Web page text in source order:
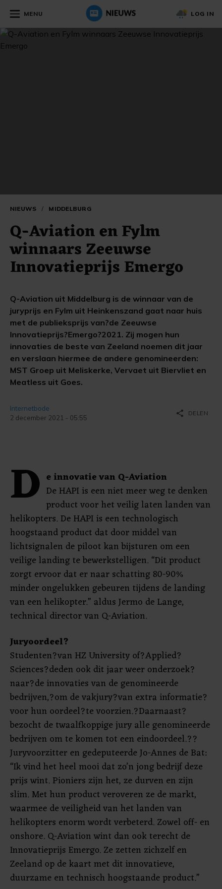
MENU LOG IN
NIEUWS / MIDDELBURG
Q-Aviation en Fylm
winnaars Zeeuwse
Innovatieprijs Emergo
Q-Aviation uit Middelburg is de winnaar van de
juryprijs en Fylm uit Heinkenszand gaat naar huis
met de publieksprijs van?de Zeeuwse
Innovatieprijs?Emergo?2021. Zij mogen hun
innovaties de beste van Zeeland noemen dit jaar
en verslaan hiermee de andere genomineerden:
MST Groep uit Meliskerke, Vervaet uit Biervliet en
Meatless uit Goes.
Internetbode
2 december 2021 - 05:55
share DELEN
D e innovatie van Q-Aviation
De HAPI is een niet meer weg te denken
product voor het veilig laten landen van
helikopters. De HAPI is een technologisch
hoogstaand product dat door middel van
lichtsignalen de piloot kan bijsturen om een
veilige landing te bewerkstelligen. “Dit product
zorgt ervoor dat er naar schatting 80-90%
minder ongelukken gebeuren tijdens de landing
van een helikopter.” aldus Jermo de Lange,
technical director van Q-Aviation.
Juryoordeel?
Studenten?van HZ University of?Applied?
Sciences?deden ook dit jaar weer onderzoek?
naar?de innovaties van de genomineerde
bedrijven,?om de vakjury?van extra informatie?
voor hun oordeel?te voorzien.?Daarnaast?
bezocht de twaalfkoppige jury alle genomineerde
bedrijven om te komen tot een eindoordeel.??
Juryvoorzitter en gedeputeerde Jo-Annes de Bat:
“Ik vind het heel mooi dat zo’n jong bedrijf deze
prijs wint. Pioniers zijn het, ze durven en zijn
slim. Met hun product veroveren ze de markt,
waarmee de veiligheid van het landen van
helikopters enorm wordt verbeterd. Zowel off- en
onshore. Q-Aviation wint dan ook terecht de
Innovatieprijs Emergo. Ze zetten zichzelf en
Zeeland op de kaart met dit innovatieve,
duurzame en technisch hoogstaande product.”